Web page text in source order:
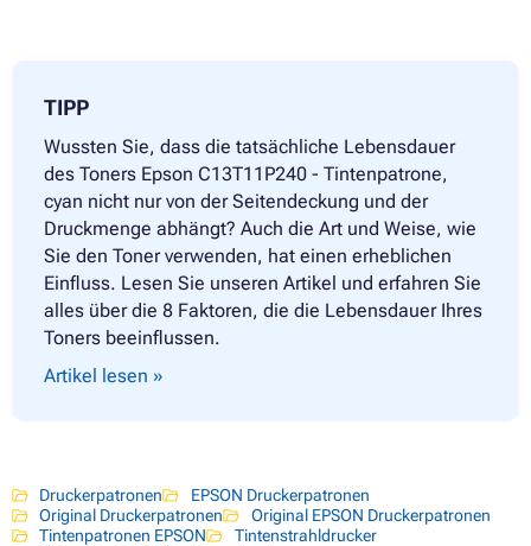
TIPP
Wussten Sie, dass die tatsächliche Lebensdauer
des Toners Epson C13T11P240 - Tintenpatrone,
cyan nicht nur von der Seitendeckung und der
Druckmenge abhängt? Auch die Art und Weise, wie
Sie den Toner verwenden, hat einen erheblichen
Einfluss. Lesen Sie unseren Artikel und erfahren Sie
alles über die 8 Faktoren, die die Lebensdauer Ihres
Toners beeinflussen.
Artikel lesen »
Druckerpatronen
EPSON Druckerpatronen
Original Druckerpatronen
Original EPSON Druckerpatronen
Tintenpatronen EPSON
Tintenstrahldrucker